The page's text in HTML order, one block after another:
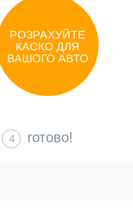
готово!
4
РОЗРАХУЙТЕ
КАСКО ДЛЯ
ВАШОГО АВТО